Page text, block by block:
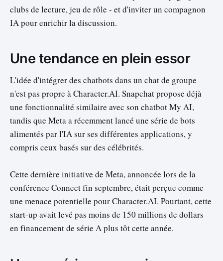
clubs de lecture, jeu de rôle - et d'inviter un compagnon
IA pour enrichir la discussion.
Une tendance en plein essor
L'idée d'intégrer des chatbots dans un chat de groupe
n'est pas propre à Character.AI. Snapchat propose déjà
une fonctionnalité similaire avec son chatbot My AI,
tandis que Meta a récemment lancé une série de bots
alimentés par l'IA sur ses différentes applications, y
compris ceux basés sur des célébrités.
Cette dernière initiative de Meta, annoncée lors de la
conférence Connect fin septembre, était perçue comme
une menace potentielle pour Character.AI. Pourtant, cette
start-up avait levé pas moins de 150 millions de dollars
en financement de série A plus tôt cette année.